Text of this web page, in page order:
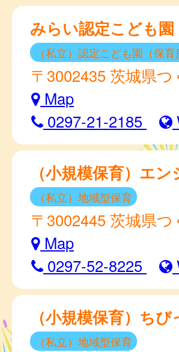
みらい認定こども園
（私立）認定こども園（保育
〒3002435 茨城県
Map
0297-21-2185
（小規模保育）エ
（私立）地域型保育
〒3002445 茨城県
Map
0297-52-8225
（小規模保育）ち
（私立）地域型保育